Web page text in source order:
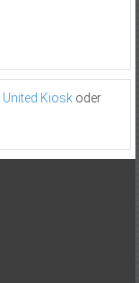
United Kioskoder